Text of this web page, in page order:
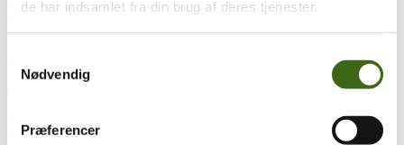
de har indsamlet fra din brug af deres tjenester.
Nødvendig
Præferencer
Foreningen af Danske Buejægere (FADB)
Populære sider